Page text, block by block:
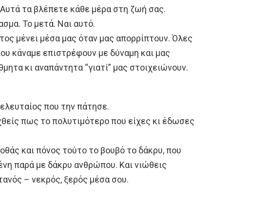
τα βλέπετε κάθε μέρα στη ζωή σας.
Το μετά. Ναι αυτό.
μένει μέσα μας όταν μας απορρίπτουν. Όλες
κάναμε επιστρέφουν με δύναμη και μας
κι αναπάντητα “γιατί” μας στοιχειώνουν.
που την πάτησε.
πως το πολυτιμότερο που είχες κι έδωσες
και πόνος τούτο το βουβό το δάκρυ, που
παρά με δάκρυ ανθρώπου. Και νιώθεις
– νεκρός, ξερός μέσα σου.